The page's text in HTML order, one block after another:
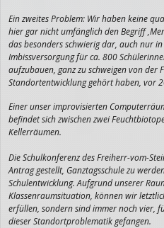
Ein zweites Problem: Wir haben keine
hier gar nicht umfänglich den Begriff
das besonders schwierig dar, auch nur
Imbissversorgung für ca. 800
aufzubauen, ganz zu schweigen von der
Standortentwicklung gehört haben, vor
Einer unser improvisierten
befindet sich zwischen zwei
Kellerräumen.
Die Schulkonferenz des Freiherr-vom-
Antrag gestellt, Ganztagsschule zu
Schulentwicklung. Aufgrund unserer
Klassenraumsituation, können wir
erfüllen, sondern sind immer noch vier,
dieser Standortproblematik gefangen.